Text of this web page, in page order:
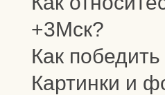
+3Мск?
Как победить
Картинки и